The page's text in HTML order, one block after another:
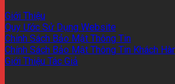
Giới Thiệu
Quy Ước Sử Dụng Website
Chính Sách Bảo Mật Thông Tin
Chính Sách Bảo Mật Thông Tin Khách
Giới Thiệu Tác Giả